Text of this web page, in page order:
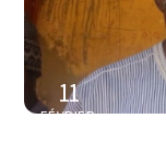
11
FÉVRIER